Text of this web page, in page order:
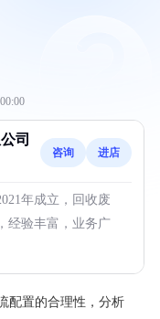
司
咨询 进店
年成立，回收废
经验丰富，业务广
配置的合理性，分析